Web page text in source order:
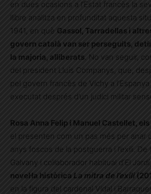
en dues ocasions a l’Estat francès la
llibre analitza en profunditat aquesta
1941, en què Gassol, Tarradellas i
govern català van ser perseguits,
la majoria, alliberats . No van seguir,
del president Lluís Companys, que,
pel govern francès de Vichy a
executat després d’un judici militar
Rosa Anna Felip i Manuel Castellet,
el presenten com un pas més per anar
anys foscos de la postguerra i l’exili.
Galvany i col·laborador habitual d’El
novel·la històrica La mitra de l’exili
en la figura del cardenal Vidal i